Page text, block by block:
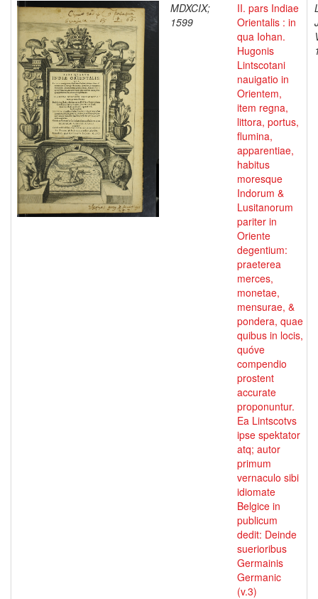
MDXCIX;
1599
II. pars Indiae
Orientalis : in
qua Iohan.
Hugonis
Lintscotani
nauigatio in
Orientem,
item regna,
littora, portus,
flumina,
apparentiae,
habitus
moresque
Indorum &
Lusitanorum
pariter in
Oriente
degentium:
praeterea
merces,
monetae,
mensurae, &
pondera, quae
quibus in locis,
quóve
compendio
prostent
accurate
proponuntur.
Ea Lintscotvs
ipse spektator
atq; autor
primum
vernaculo sibi
idiomate
Belgice in
publicum
dedit: Deinde
suerioribus
Germainis
Germanic
(v.3)